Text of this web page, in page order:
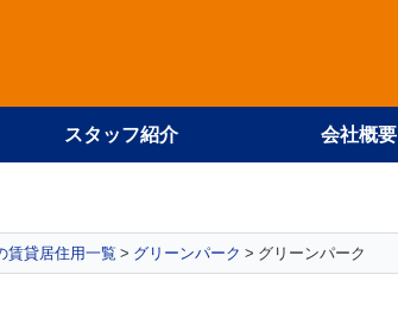
スタッフ紹介 会社概要
賃貸居住用一覧 グリーンパーク グリーンパーク